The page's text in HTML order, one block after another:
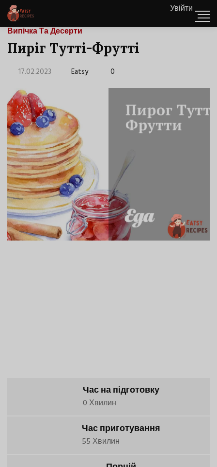
Увійти
Випічка Та Десерти
Пиріг Тутті-Фрутті
17.02.2023 Eatsy 0
Час на підготовку
0 Хвилин
Час приготування
55 Хвилин